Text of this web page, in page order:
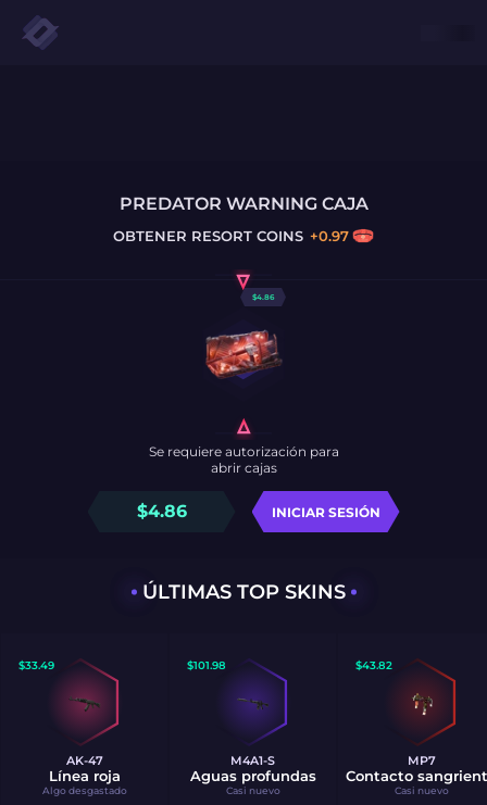
PREDATOR WARNING CAJA
OBTENER RESORT COINS +0.97
$4.86
$4.86 INICIAR SESIÓN
Se requiere autorización para
abrir cajas
ÚLTIMAS TOP SKINS
$33.49
AK-47
Línea roja
Algo desgastado
$101.98
M4A1-S
Aguas profundas
Casi nuevo
$43.82
MP7
Contacto
Casi nuevo